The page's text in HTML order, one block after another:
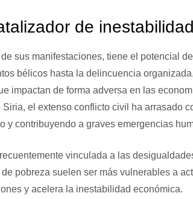
de inestabilidad
sus manifestaciones, tiene el potencial
bélicos hasta la delincuencia
impactan de forma adversa en las
el extenso conflicto civil ha arrasado
y contribuyendo a graves emergencias
vinculada a las
pobreza suelen ser más vulnerables a
y acelera la inestabilidad económica.